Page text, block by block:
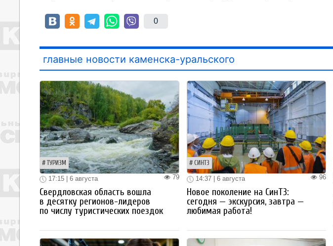
0
главные новости каменска-уральского
ТУРИЗМ
79
17:15 | 6 августа
Свердловская область вошла
в десятку регионов-лидеров
по числу туристических поездок
СИНТЗ
96
14:37 | 6 августа
Новое поколение на СинТЗ:
сегодня — экскурсия, завтра —
любимая работа!